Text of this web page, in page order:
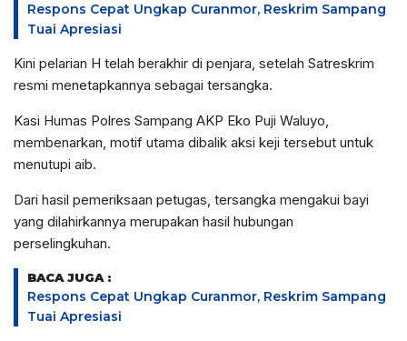
Respons Cepat Ungkap Curanmor, Reskrim Sampang
Tuai Apresiasi
Kini pelarian H telah berakhir di penjara, setelah Satreskrim
resmi menetapkannya sebagai tersangka.
Kasi Humas Polres Sampang AKP Eko Puji Waluyo,
membenarkan, motif utama dibalik aksi keji tersebut untuk
menutupi aib.
Dari hasil pemeriksaan petugas, tersangka mengakui bayi
yang dilahirkannya merupakan hasil hubungan
perselingkuhan.
BACA JUGA :
Respons Cepat Ungkap Curanmor, Reskrim Sampang
Tuai Apresiasi